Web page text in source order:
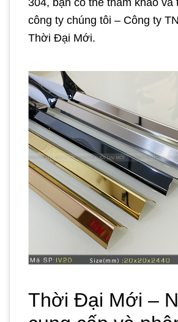
304, bạn có thể tham khảo và
công ty chúng tôi – Công ty
Thời Đại Mới.
Thời Đại Mới –